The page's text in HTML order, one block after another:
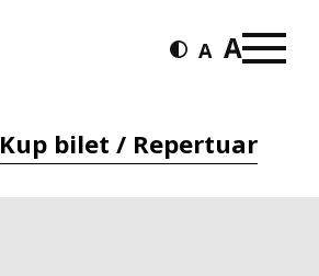
Kup bilet / Repertuar